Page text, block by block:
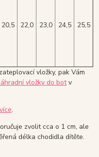
20,5 22,0 23,0 24,5 25,5
vložky, pak Vám
vložky do botv
.
zvolit cca o 1 cm, ale
délka chodidla dítěte.